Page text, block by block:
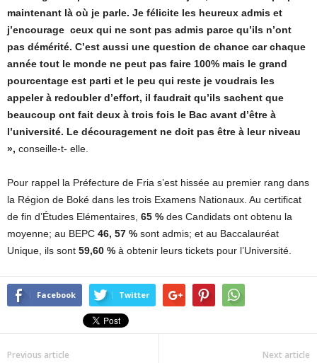
maintenant là où je parle. Je félicite les heureux admis et
j’encourage ceux qui ne sont pas admis parce qu’ils n’ont
pas démérité. C’est aussi une question de chance car chaque
année tout le monde ne peut pas faire 100% mais le grand
pourcentage est parti et le peu qui reste je voudrais les
appeler à redoubler d’effort, il faudrait qu’ils sachent que
beaucoup ont fait deux à trois fois le Bac avant d’être à
l’université. Le découragement ne doit pas être à leur niveau
», conseille-t- elle.
Pour rappel la Préfecture de Fria s’est hissée au premier rang dans
la Région de Boké dans les trois Examens Nationaux. Au certificat
de fin d’Études Elémentaires, 65 % des Candidats ont obtenu la
moyenne; au BEPC 46, 57 % sont admis; et au Baccalauréat
Unique, ils sont 59,60 % à obtenir leurs tickets pour l’Université.
Facebook Twitter
Previous article Next article